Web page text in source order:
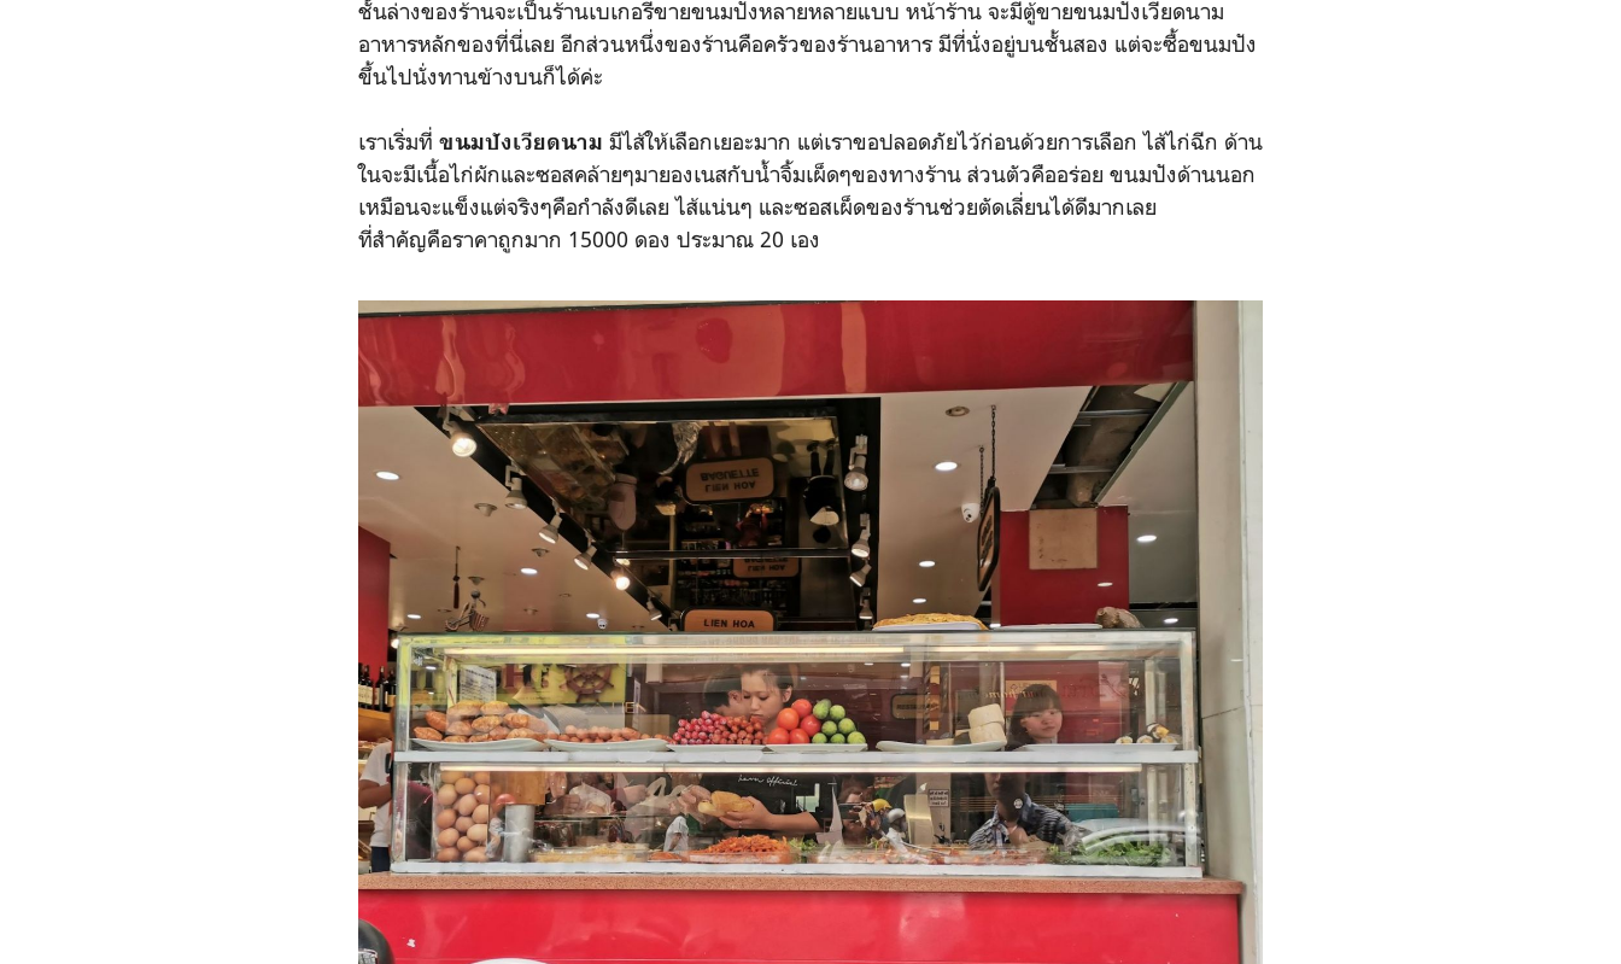
ชั้นล่างของร้านจะเป็นร้านเบเกอรี่ขายขนมปังหลายหลายแบบ หน้าร้าน จะมีตู้ขายขนมปังเวียดนาม
อาหารหลักของที่นี่เลย อีกส่วนหนึ่งของร้านคือครัวของร้านอาหาร มีที่นั่งอยู่บนชั้นสอง แต่จะซื้อขนมปัง
ขึ้นไปนั่งทานข้างบนก็ได้ค่ะ
เราเริ่มที่ ขนมปังเวียดนาม มีไส้ให้เลือกเยอะมาก แต่เราขอปลอดภัยไว้ก่อนด้วยการเลือก ไส้ไก่ฉีก ด้าน
ในจะมีเนื้อไก่ผักและซอสคล้ายๆมายองเนสกับน้ำจิ้มเผ็ดๆของทางร้าน ส่วนตัวคืออร่อย ขนมปังด้านนอก
เหมือนจะแข็งแต่จริงๆคือกำลังดีเลย ไส้แน่นๆ และซอสเผ็ดของร้านช่วยตัดเลี่ยนได้ดีมากเลย
ที่สำคัญคือราคาถูกมาก 15000 ดอง ประมาณ 20 เอง